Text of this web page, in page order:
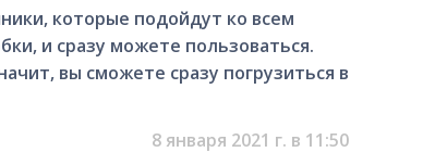
которые подойдут ко всем
и сразу можете пользоваться.
вы сможете сразу погрузиться в
8 января 2021 г. в 11:50